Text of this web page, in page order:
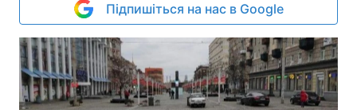
Підпишіться на нас в Google